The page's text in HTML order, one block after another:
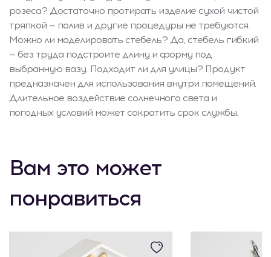
розеса? Достаточно протирать изделие сухой чистой
тряпкой — полив и другие процедуры не требуются.
Можно ли моделировать стебель? Да, стебель гибкий
— без труда подстроите длину и форму под
выбранную вазу. Подходит ли для улицы? Продукт
предназначен для использования внутри помещений.
Длительное воздействие солнечного света и
погодных условий может сократить срок службы.
Вам это может
понравиться